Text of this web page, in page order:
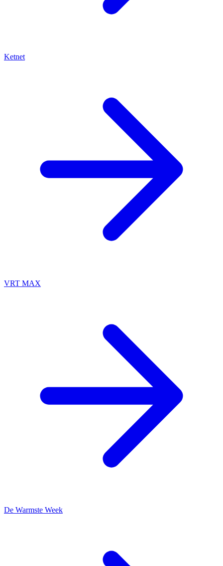
Ketnet
VRT MAX
De Warmste Week